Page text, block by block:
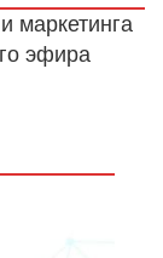
маркетинга
эфира